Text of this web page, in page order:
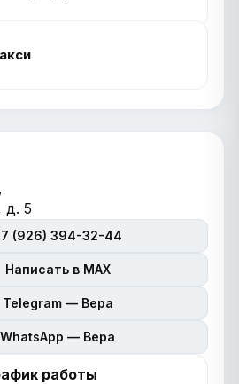
д. 5
(926) 394-32-44
Написать в MAX
Telegram — Вера
WhatsApp — Вера
работы